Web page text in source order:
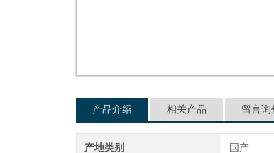
产品介绍 相关产品 留言询
产地类别 国产